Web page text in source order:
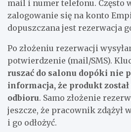
mail i numer telefonu. Często
zalogowanie się na konto
dopuszczana jest rezerwacja
Po złożeniu rezerwacji
potwierdzenie (mail/SMS).
ruszać do salonu dopóki nie
informacja, że produkt
odbioru. Samo złożenie
jeszcze, że pracownik zdążył
i go odłożyć.